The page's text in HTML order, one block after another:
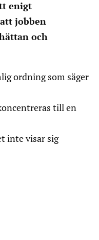
enigt
jobben
och
ordning som säger
till en
inte visar sig